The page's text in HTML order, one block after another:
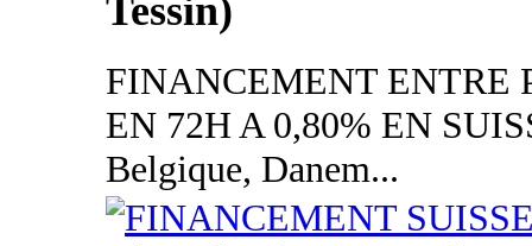
Tessin)
FINANCEMENT ENTRE
EN 72H A 0,80% EN
Belgique, Danem...